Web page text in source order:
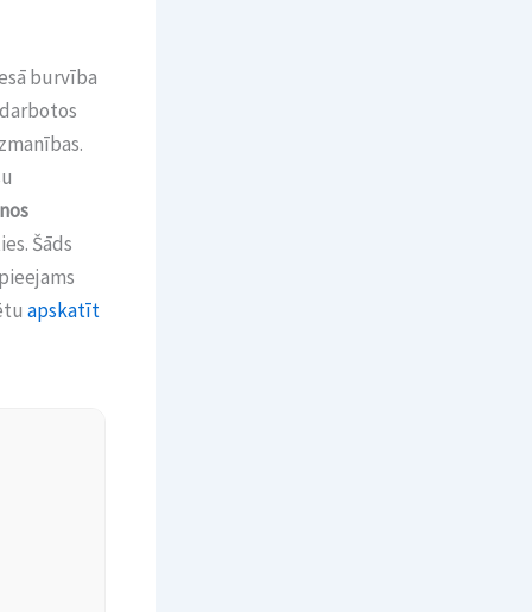
burvība
Šāds
apskatīt